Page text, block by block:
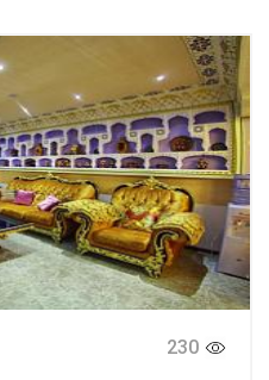
230